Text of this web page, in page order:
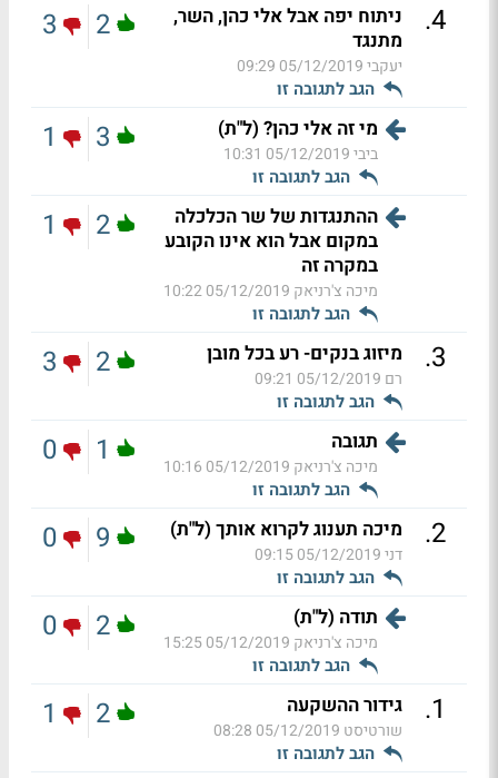
4
.
ניתוח יפה אבל אלי כהן, השר,
מתנגד
יעקבי05/12/2019 09:29
הגב לתגובה זו
2
3
מי זה אלי כהן? (ל"ת)
ביבי05/12/2019 10:31
הגב לתגובה זו
3
1
ההתנגדות של שר הכלכלה
במקום אבל הוא אינו הקובע
במקרה זה
מיכה צ'רניאק 05/12/2019 10:22
הגב לתגובה זו
2
1
3
. מיזוג בנקים- רע בכל מובן
רם 05/12/2019 09:21
הגב לתגובה זו
2
3
תגובה
מיכה צ'רניאק 05/12/2019 10:16
הגב לתגובה זו
1
0
2
. מיכה תענוג לקרוא אותך (ל"ת)
דני05/12/2019 09:15
הגב לתגובה זו
9
0
תודה (ל"ת)
מיכה צ'רניאק 05/12/2019 15:25
הגב לתגובה זו
2
0
1
. גידור ההשקעה
שורטיסט 05/12/2019 08:28
הגב לתגובה זו
2
1